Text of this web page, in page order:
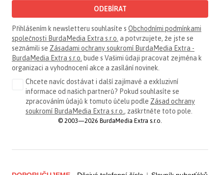
ODEBÍRAT
Přihlášením k newsletteru souhlasíte s Obchodními podmínkami
společnosti BurdaMedia Extra s.r.o. a potvrzujete, že jste se
seznámili se Zásadami ochrany soukromí BurdaMedia Extra -
BurdaMedia Extra s.r.o. bude s Vašimi údaji pracovat zejména k
organizaci a vyhodnocení akce a zasílání novinek.
Chcete navíc dostávat i další zajímavé a exkluzivní
informace od našich partnerů? Pokud souhlasíte se
zpracováním údajů k tomuto účelu podle Zásad ochrany
soukromí BurdaMedia Extra s.r.o. , zaškrtněte toto pole.
© 2003—2026 BurdaMedia Extra s.r.o.